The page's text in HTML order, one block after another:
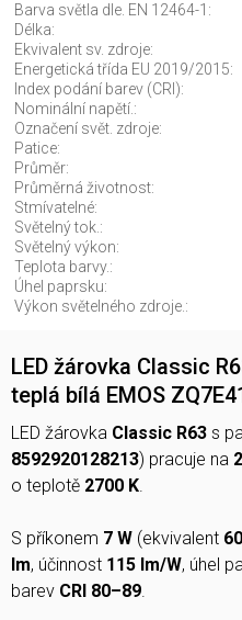
Barva světla dle. EN 12464-1:
Délka:
Ekvivalent sv. zdroje:
Energetická třída EU 2019/2015:
Index podání barev (CRI):
Nominální napětí.:
Označení svět. zdroje:
Patice:
Průměr:
Průměrná životnost:
Stmívatelné:
Světelný tok.:
Světelný výkon:
Teplota barvy.:
Úhel paprsku:
Výkon světelného zdroje.:
LED žárovka Classic
teplá bílá EMOS
LED žárovka Classic R63 s
8592920128213) pracuje na
o teplotě 2700 K.
S příkonem 7 W (ekvivalent
lm, účinnost 115 lm/W, úhel
barev CRI 80–89.